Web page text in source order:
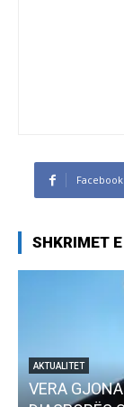
Facebook
SHKRIMET
AKTUALITET